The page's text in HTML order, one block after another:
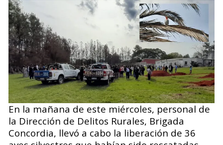
En la mañana de este miércoles, personal de
la Dirección de Delitos Rurales, Brigada
Concordia, llevó a cabo la liberación de 36